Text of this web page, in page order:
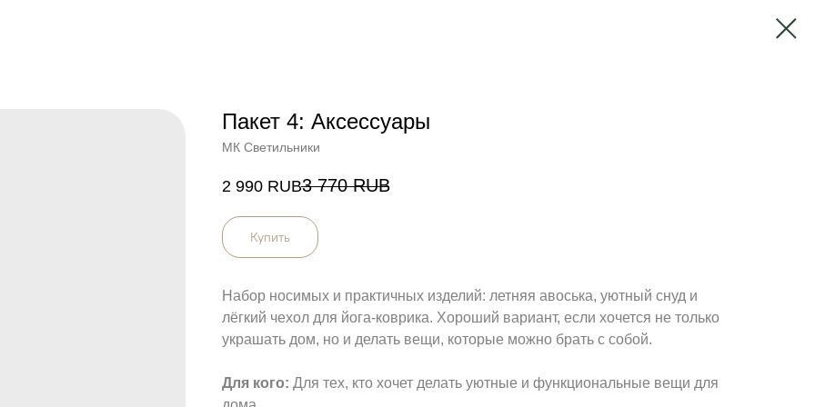
Пакет 4: Аксессуары
МК Светильники
2 990 RUB3 770 RUB
Купить
Набор носимых и практичных изделий: летняя авоська, уютный снуд и
лёгкий чехол для йога-коврика. Хороший вариант, если хочется не только
украшать дом, но и делать вещи, которые можно брать с собой.
Для кого: Для тех, кто хочет делать уютные и функциональные вещи для